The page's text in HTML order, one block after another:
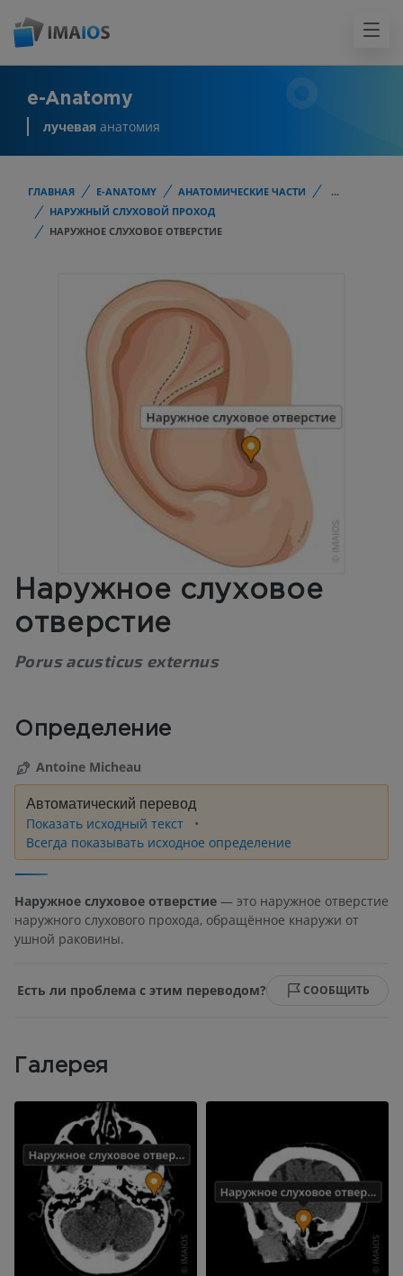
e-Anatomy
лучевая анатомия
ГЛАВНАЯ E-ANATOMY АНАТОМИЧЕСКИЕ ЧАСТИ
...
НАРУЖНЫЙ СЛУХОВОЙ ПРОХОД
НАРУЖНОЕ СЛУХОВОЕ ОТВЕРСТИЕ
Наружное слуховое
отверстие
Porus acusticus externus
Определение
Antoine Micheau
Автоматический перевод
Показать исходный текст
Всегда показывать исходное определение
Наружное слуховое отверстие — это наружное отверстие
наружного слухового прохода, обращённое кнаружи от
ушной раковины.
Есть ли проблема с этим переводом? СООБЩИТЬ
Галерея